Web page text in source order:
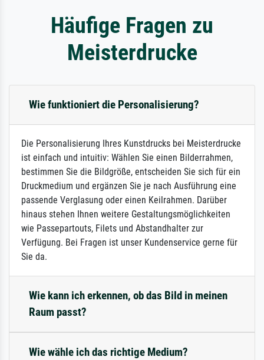
Häufige Fragen zu
Meisterdrucke
Wie funktioniert die Personalisierung?
Die Personalisierung Ihres Kunstdrucks bei Meisterdrucke
ist einfach und intuitiv: Wählen Sie einen Bilderrahmen,
bestimmen Sie die Bildgröße, entscheiden Sie sich für ein
Druckmedium und ergänzen Sie je nach Ausführung eine
passende Verglasung oder einen Keilrahmen. Darüber
hinaus stehen Ihnen weitere Gestaltungsmöglichkeiten
wie Passepartouts, Filets und Abstandhalter zur
Verfügung. Bei Fragen ist unser Kundenservice gerne für
Sie da.
Wie kann ich erkennen, ob das Bild in meinen
Raum passt?
Wie wähle ich das richtige Medium?